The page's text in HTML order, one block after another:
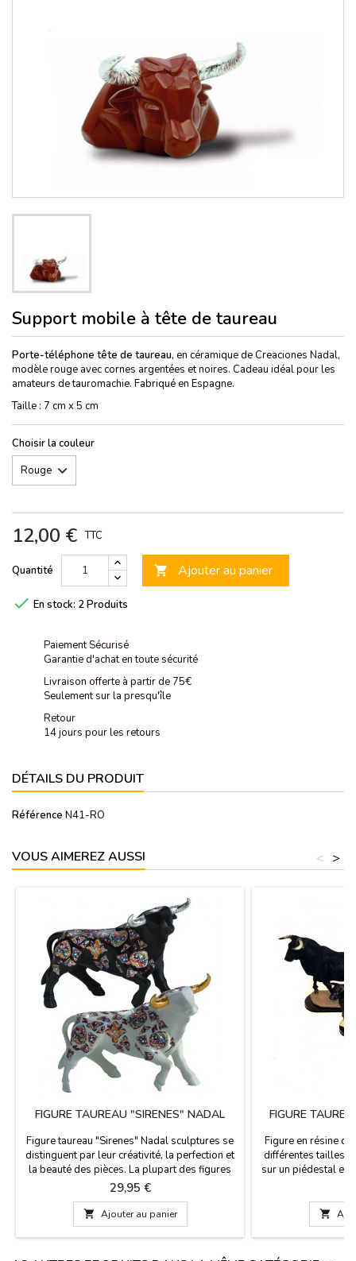
Support mobile à tête de taureau
Porte-téléphone tête de taureau, en céramique de Creaciones Nadal,
modèle rouge avec cornes argentées et noires. Cadeau idéal pour les
amateurs de tauromachie. Fabriqué en Espagne.
Taille : 7 cm x 5 cm
Choisir la couleur
12,00 € TTC
Quantité  Ajouter au panier
 En stock: 2 Produits
Paiement Sécurisé
Garantie d'achat en toute sécurité
Livraison offerte à partir de 75€
Seulement sur la presqu'île
Retour
14 jours pour les retours
DÉTAILS DU PRODUIT
Référence N41-RO
VOUS AIMEREZ AUSSI >
<
FIGURE TAUREAU "SIRENES" NADAL
Figure taureau "Sirenes" Nadal sculptures se
distinguent par leur créativité, la perfection et
la beauté des pièces. La plupart des figures
est portée limitée (marqué avec le numéro de
série). Ces taureaux sont disponibles en
blanc aux cornes d'or ou noires aux cornes
d'argent, rouge avec des cornes
d'argent.Large: 14 cm (hauteur) x 19 cm
Prix
29,95 €
 Ajouter au panier
FIGURE
Figure en résine
différentes tailles
sur un piédestal et
gagnant du
5 cm (hauteur 10
(hauteur 12 cm) -
16 cm) - Très
